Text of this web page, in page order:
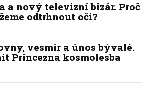
a nový televizní bizár. Proč
odtrhnout oči?
vesmír a únos bývalé.
Princezna kosmolesba